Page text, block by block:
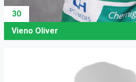
30
Vieno Oliver